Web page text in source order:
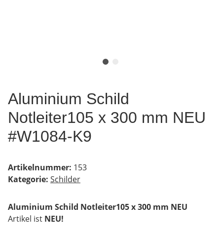
Aluminium Schild
Notleiter105 x 300 mm NEU
#W1084-K9
Artikelnummer: 153
Kategorie: Schilder
Aluminium Schild Notleiter105 x 300 mm NEU
Artikel ist NEU!